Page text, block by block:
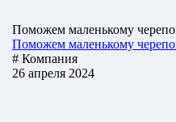
Поможем маленькому
Поможем маленькому
# Компания
26 апреля 2024